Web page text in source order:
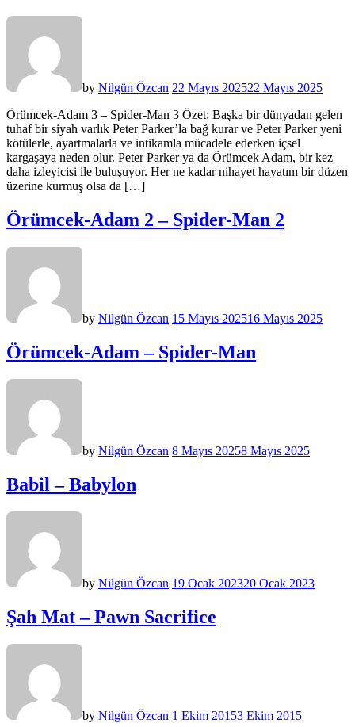
by Nilgün Özcan 22 Mayıs 202522 Mayıs 2025
Örümcek-Adam 3 – Spider-Man 3 Özet: Başka bir dünyadan gelen
tuhaf bir siyah varlık Peter Parker’la bağ kurar ve Peter Parker yeni
kötülerle, ayartmalarla ve intikamla mücadele ederken içsel
kargaşaya neden olur. Peter Parker ya da Örümcek Adam, bir kez
daha izleyicisi ile buluşuyor. Her ne kadar nihayet hayatını bir düzen
üzerine kurmuş olsa da […]
Örümcek-Adam 2 – Spider-Man 2
by Nilgün Özcan 15 Mayıs 202516 Mayıs 2025
Örümcek-Adam – Spider-Man
by Nilgün Özcan 8 Mayıs 20258 Mayıs 2025
Babil – Babylon
by Nilgün Özcan 19 Ocak 202320 Ocak 2023
Şah Mat – Pawn Sacrifice
by Nilgün Özcan 1 Ekim 20153 Ekim 2015